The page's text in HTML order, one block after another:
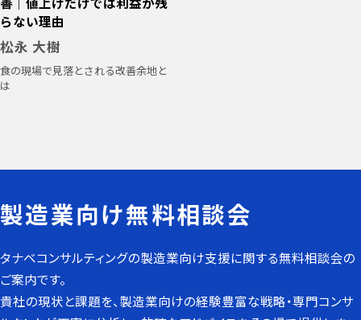
らない理由
松永 大樹
食の現場で見落とされる改善余地と
は
製造業向け無料相談会
タナベコンサルティングの製造業向け支援に関する無料相談会の
ご案内です。
貴社の現状と課題を、製造業向けの経験豊富な戦略・専門コンサ